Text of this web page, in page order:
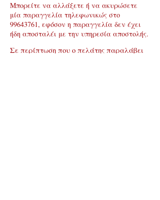
Μπορείτε να αλλάξετε ή να ακυρώσετε
μία παραγγελία τηλεφωνικώς στο
99643761, εφόσον η παραγγελία δεν έχει
ήδη αποσταλέι με την υπηρεσία αποστολής.
Σε περίπτωση που ο πελάτης παραλάβει